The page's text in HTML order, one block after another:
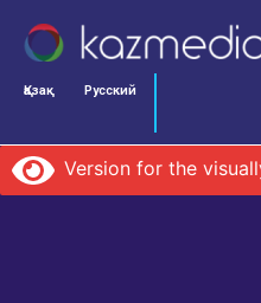
Қазақ Русский
Version for the